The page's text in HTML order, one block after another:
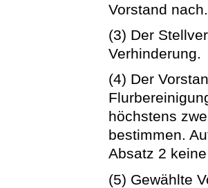
Vorstand nach.
(3) Der
Verhinderung.
(4) Der
höchstens
bestimmen.
Absatz 2
(5) Gewählte